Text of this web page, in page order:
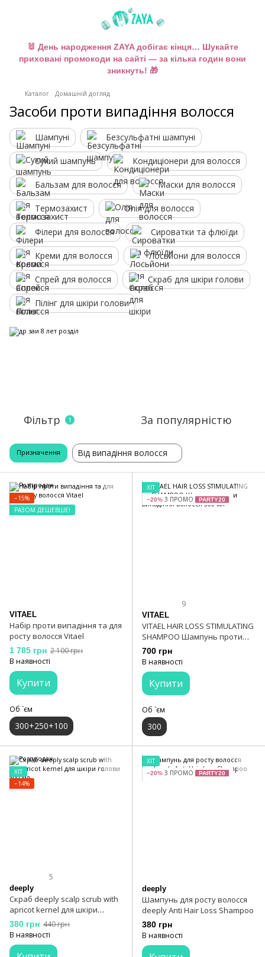
🐰 День народження ZAYA добігає кінця… Шукайте
приховані промокоди на сайті — за кілька годин вони
зникнуть! 🎁
Каталог Домашній догляд
Засоби проти випадіння волосся
Шампуні Безсульфатні шампуні
Сухий шампунь Кондиціонери для волосся
Бальзам для волосся Маски для волосся
Термозахист Олія для волосся
Філери для волосся Сироватки та флюїди
Креми для волосся Лосьйони для волосся
Спрей для волосся Скраб для шкіри голови
Пілінг для шкіри голови
Фільтр 1 За популярністю
Призначення Від випадіння волосся
−15%
РАЗОМ ДЕШЕВШЕ!
VITAEL
Набір проти випадіння та для
росту волосся Vitael
1 785 грн 2 100 грн
В наявності
Купити
Об `єм
300+250+100
ХІТ
−20% З ПРОМО PARTY20
9
VITAEL
VITAEL HAIR LOSS STIMULATING
SHAMPOO Шампунь проти
випадіння волосся 300 мл
700 грн
В наявності
Купити
Об `єм
300
ХІТ
−14%
5
deeply
Скраб deeply scalp scrub with
apricot kernel для шкіри
голови 300 мл
380 грн 440 грн
В наявності
ХІТ
−20% З ПРОМО PARTY20
deeply
Шампунь для росту волосся
deeply Anti Hair Loss Shampoo
380 грн
В наявності